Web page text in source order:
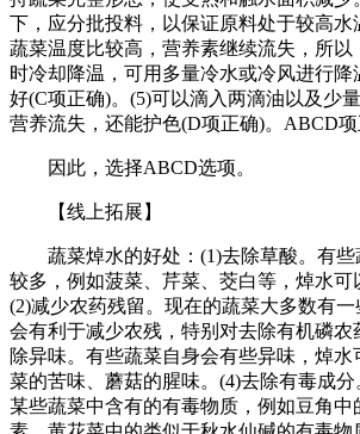
下，应分批投料，以保证原料处于较高水
蔬菜温度比较高，营养素继续流失，所以
时冷却降温，可用多量冷水或冷风进行降
好(C项正确)。(5)可以滴入两滴油以及少
营养流失，还能护色(D项正确)。ABCD项
因此，选择ABCD选项。
【线上拓展】
蔬菜焯水的好处：(1)去除草酸。有些
较多，例如菠菜、芹菜、茭白等，焯水可
(2)减少农药残留。现在的蔬菜大多数有
会有利于减少农残，特别对去除有机磷农
除异味。有些蔬菜自身会有些异味，焯
菜的苦味、蘑菇的腥味。(4)去除有毒成
某些蔬菜中含有的有毒物质，例如豆角中